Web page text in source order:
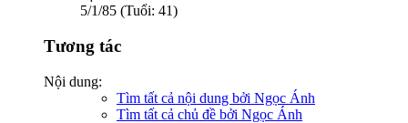
5/1/85 (Tuổi: 41)
Tương tác
Nội dung:
Tìm tất cả nội dung bởi Ngọc Ánh
Tìm tất cả chủ đề bởi Ngọc Ánh